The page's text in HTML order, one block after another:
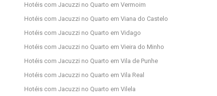
Hotéis com Jacuzzi no Quarto em Vermoim
Hotéis com Jacuzzi no Quarto em Viana do Castelo
Hotéis com Jacuzzi no Quarto em Vidago
Hotéis com Jacuzzi no Quarto em Vieira do Minho
Hotéis com Jacuzzi no Quarto em Vila de Punhe
Hotéis com Jacuzzi no Quarto em Vila Real
Hotéis com Jacuzzi no Quarto em Vilela